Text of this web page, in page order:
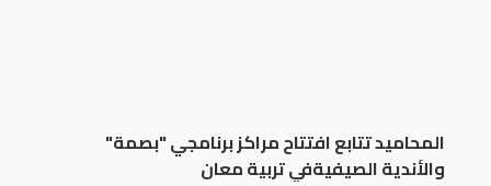
المحاميد تتابع افتتاح مراكز برنامجي "بصمة"
والأندية الصيفيةفي تربية معان